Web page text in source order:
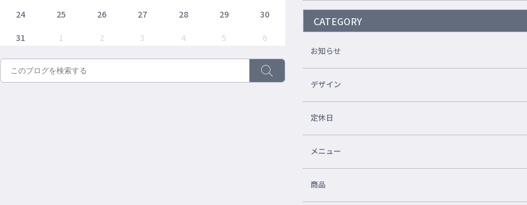
24
25 26 27 28 29
30
31
1 2 3 4 5 6
CATEGORY
お知らせ
デザイン
定休日
メニュー
商品